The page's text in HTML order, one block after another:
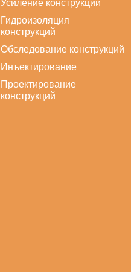
Усиление конструкций
Гидроизоляция
конструкций
Обследование конструкций
Инъектирование
Проектирование
конструкций